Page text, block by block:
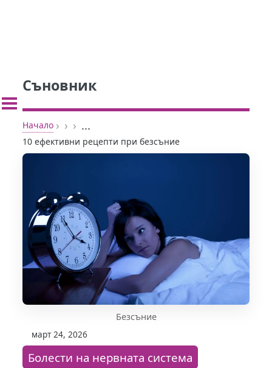
Съновник
Начало › › › ...
10 ефективни рецепти при безсъние
Безсъние
март 24, 2026
Болести на нервната система